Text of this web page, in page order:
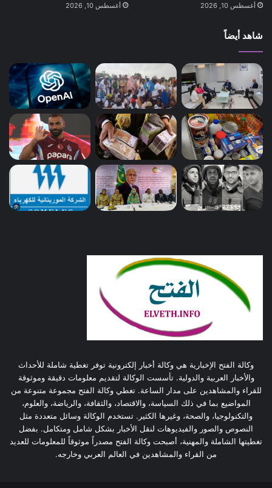
أغسطس 10, 2026 أغسطس 10, 2026
شاهد أيضاً
وكالة الفتح الإخبارية هي وكالة أخبار إلكترونية توفر تغطية شاملة للأحداث
والأخبار العربية والدولية. تأسست الوكالة لتقديم معلومات دقيقة وموثوقة
للقراء والمشاهدين على مدار الساعة. تغطي وكالة الفتح مجموعة متنوعة من
المواضيع بما في ذلك السياسة، والاقتصاد، والثقافة، والرياضة، والعلوم،
والتكنولوجيا، والصحة، وغيرها الكثير. تستخدم الوكالة وسائل متعددة مثل
النصوص والصور والفيديوهات لنقل الأخبار بشكل شامل ومتكامل. بفضل
تغطيتها الشاملة والمهنية، أصبحت وكالة الفتح مصدراً موثوقاً للمعلومات للعديد
من القراء والمشاهدين في العالم العربي وخارجه.